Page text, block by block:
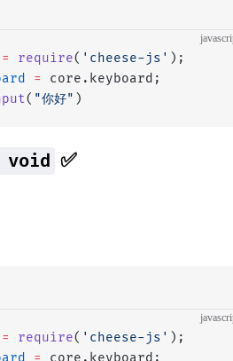
= require( 'cheese-js' );
=
core.keyboard;
( "你好" )
✅
= require( 'cheese-js' );
=
core.keyboard;